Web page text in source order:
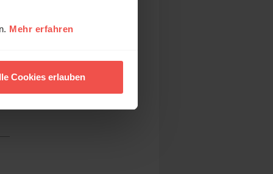
Mehr erfahren
Cookies erlauben